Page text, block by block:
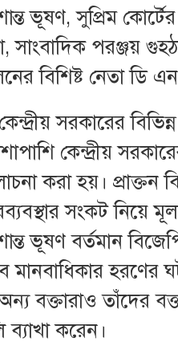
ভূষণ, সুপ্রিম
সাংবাদিক পরঞ্জয়
বিশিষ্ট নেতা ডি
সরকারের
কেন্দ্রীয়
করা হয়। প্রাক্তন
সংকট নিয়ে
ভূষণ বর্তমান
মানবাধিকার হরণের
বক্তারাও তাঁদের
করেন।